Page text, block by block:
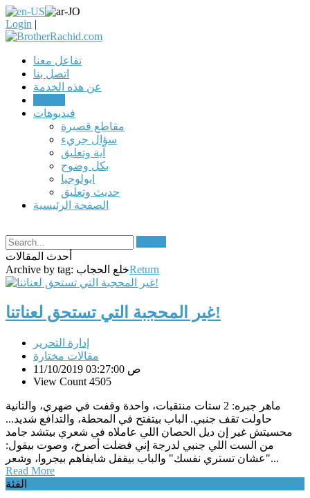
Login |
تفاعل معنا
اتصل بنا
عن هذه الخدمة
فيديوهات
مقاطع قصيرة
سؤال جريء
آية وتعليق
بكل وضوح
ابولوجيا
حديث وتعليق
الصفحة الرئيسية
أحدث المقالات
Archive by tag: خلع الحجابReturn
غير المحجبة التي تستحق لعناتنا!
إدارة التحرير
مقالات مختارة
11/10/2019 03:27:00 ص
View Count 4505
ماهر جبره: 2 ستات منتقبات، واحدة وقفت في ضهري، والتانية
حاولت تقف جنبي. الباب بيتفتح في المحطة، والتدافع شديد...
محسيتش غير إن ديل الحصان اللي عاملاه في شعري بيتشد جامد
من الست اللي جنبي لدرجة إني فضلت أصرخ، وصوت بيقول:
"عشان تستري نفسك" والباب بيقفل شايفاهم بيجروا، وشعر...
Read More
الفئة